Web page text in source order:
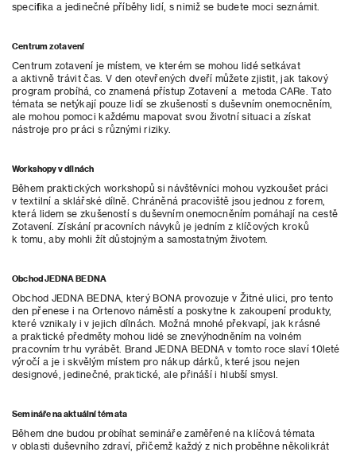
specifika a jedinečné příběhy lidí, s nimiž se budete moci seznámit.
Centrum zotavení
Centrum zotavení je místem, ve kterém se mohou lidé setkávat
a aktivně trávit čas. V den otevřených dveří můžete zjistit, jak takový
program probíhá, co znamená přístup Zotavení a metoda CARe. Tato
témata se netýkají pouze lidí se zkušeností s duševním onemocněním,
ale mohou pomoci každému mapovat svou životní situaci a získat
nástroje pro práci s různými riziky.
Workshopy v dílnách
Během praktických workshopů si návštěvníci mohou vyzkoušet práci
v textilní a sklářské dílně. Chráněná pracoviště jsou jednou z forem,
která lidem se zkušeností s duševním onemocněním pomáhají na cestě
Zotavení. Získání pracovních návyků je jedním z klíčových kroků
k tomu, aby mohli žít důstojným a samostatným životem.
Obchod JEDNA BEDNA
Obchod JEDNA BEDNA, který BONA provozuje v Žitné ulici, pro tento
den přenese i na Ortenovo náměstí a poskytne k zakoupení produkty,
které vznikaly i v jejich dílnách. Možná mnohé překvapí, jak krásné
a praktické předměty mohou lidé se znevýhodněním na volném
pracovním trhu vyrábět. Brand JEDNA BEDNA v tomto roce slaví 10leté
výročí a je i skvělým místem pro nákup dárků, které jsou nejen
designové, jedinečné, praktické, ale přináší i hlubší smysl.
Semináře na aktuální témata
Během dne budou probíhat semináře zaměřené na klíčová témata
v oblasti duševního zdraví, přičemž každý z nich proběhne několikrát